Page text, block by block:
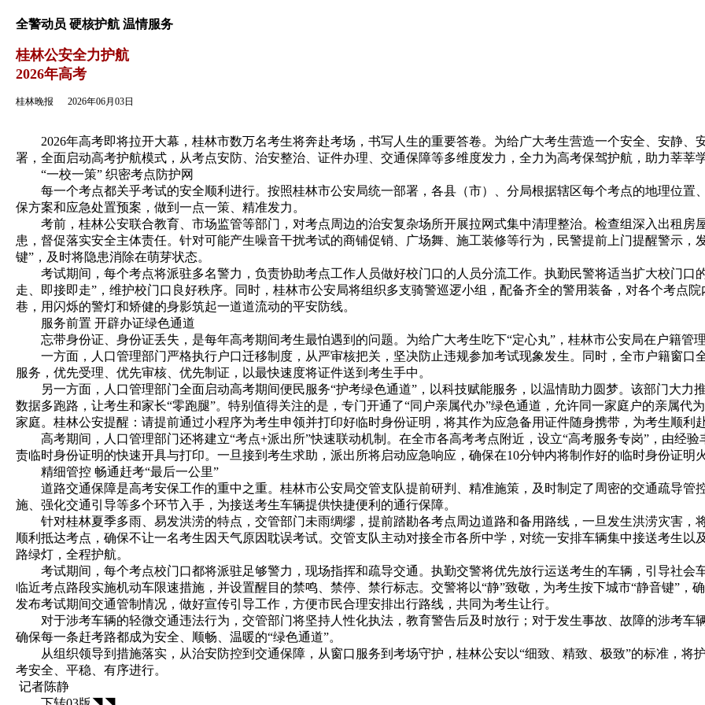
全警动员 硬核护航 温情服务
桂林公安全力护航
2026年高考
桂林晚报 2026年06月03日
2026年高考即将拉开大幕，桂林市数万名考生将奔赴考场，书写人生的重要答卷。为给广大考生营造一个安全、安静、
署，全面启动高考护航模式，从考点安防、治安整治、证件办理、交通保障等多维度发力，全力为高考保驾护航，助力莘莘
“一校一策” 织密考点防护网
每一个考点都关乎考试的安全顺利进行。按照桂林市公安局统一部署，各县（市）、分局根据辖区每个考点的地理位置
保方案和应急处置预案，做到一点一策、精准发力。
考前，桂林公安联合教育、市场监管等部门，对考点周边的治安复杂场所开展拉网式集中清理整治。检查组深入出租房
患，督促落实安全主体责任。针对可能产生噪音干扰考试的商铺促销、广场舞、施工装修等行为，民警提前上门提醒警示
键”，及时将隐患消除在萌芽状态。
考试期间，每个考点将派驻多名警力，负责协助考点工作人员做好校门口的人员分流工作。执勤民警将适当扩大校门口
走、即接即走”，维护校门口良好秩序。同时，桂林市公安局将组织多支骑警巡逻小组，配备齐全的警用装备，对各个考点
巷，用闪烁的警灯和矫健的身影筑起一道道流动的平安防线。
服务前置 开辟办证绿色通道
忘带身份证、身份证丢失，是每年高考期间考生最怕遇到的问题。为给广大考生吃下“定心丸”，桂林市公安局在户籍管理
一方面，人口管理部门严格执行户口迁移制度，从严审核把关，坚决防止违规参加考试现象发生。同时，全市户籍窗口
服务，优先受理、优先审核、优先制证，以最快速度将证件送到考生手中。
另一方面，人口管理部门全面启动高考期间便民服务“护考绿色通道”，以科技赋能服务，以温情助力圆梦。该部门大力
数据多跑路，让考生和家长“零跑腿”。特别值得关注的是，专门开通了“同户亲属代办”绿色通道，允许同一家庭户的亲属代
家庭。桂林公安提醒：请提前通过小程序为考生申领并打印好临时身份证明，将其作为应急备用证件随身携带，为考生顺利
高考期间，人口管理部门还将建立“考点+派出所”快速联动机制。在全市各高考考点附近，设立“高考服务专岗”，由经验
责临时身份证明的快速开具与打印。一旦接到考生求助，派出所将启动应急响应，确保在10分钟内将制作好的临时身份证明
精细管控 畅通赶考“最后一公里”
道路交通保障是高考安保工作的重中之重。桂林市公安局交管支队提前研判、精准施策，及时制定了周密的交通疏导管
施、强化交通引导等多个环节入手，为接送考生车辆提供快捷便利的通行保障。
针对桂林夏季多雨、易发洪涝的特点，交管部门未雨绸缪，提前踏勘各考点周边道路和备用路线，一旦发生洪涝灾害，
顺利抵达考点，确保不让一名考生因天气原因耽误考试。交管支队主动对接全市各所中学，对统一安排车辆集中接送考生
路绿灯，全程护航。
考试期间，每个考点校门口都将派驻足够警力，现场指挥和疏导交通。执勤交警将优先放行运送考生的车辆，引导社会
临近考点路段实施机动车限速措施，并设置醒目的禁鸣、禁停、禁行标志。交警将以“静”致敬，为考生按下城市“静音键”，
发布考试期间交通管制情况，做好宣传引导工作，方便市民合理安排出行路线，共同为考生让行。
对于涉考车辆的轻微交通违法行为，交管部门将坚持人性化执法，教育警告后及时放行；对于发生事故、故障的涉考车
确保每一条赶考路都成为安全、顺畅、温暖的“绿色通道”。
从组织领导到措施落实，从治安防控到交通保障，从窗口服务到考场守护，桂林公安以“细致、精致、极致”的标准，将
考安全、平稳、有序进行。
记者陈静